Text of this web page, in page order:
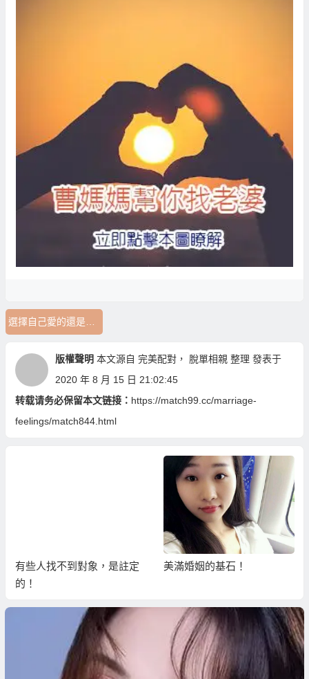
版權聲明 本文源自 完美配對， 脫單相親 整理 發表于
2020 年 8 月 15 日 21:02:45
转载请务必保留本文链接： https://match99.cc/marriage-
feelings/match844.html
有些人找不到對象，是註定
的！
美滿婚姻的基石！